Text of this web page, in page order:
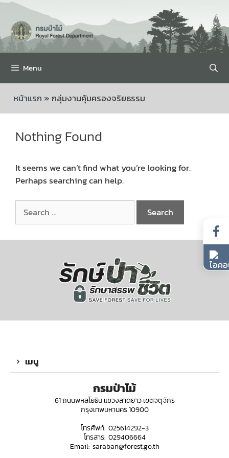
Menu
หน้าแรก »กลุ่มงานคุ้มครองจริยธรรม
Nothing Found
It seems we can’t find what you’re looking for.
Perhaps searching can help.
เมนู
กรมป่าไม้
61 ถนนพหลโยธิน แขวงลาดยาว เขตจตุจักร
กรุงเทพมหานคร 10900
โทรศัพท์: 025614292-3
โทรสาร: 029406664
Email: saraban@forest.go.th